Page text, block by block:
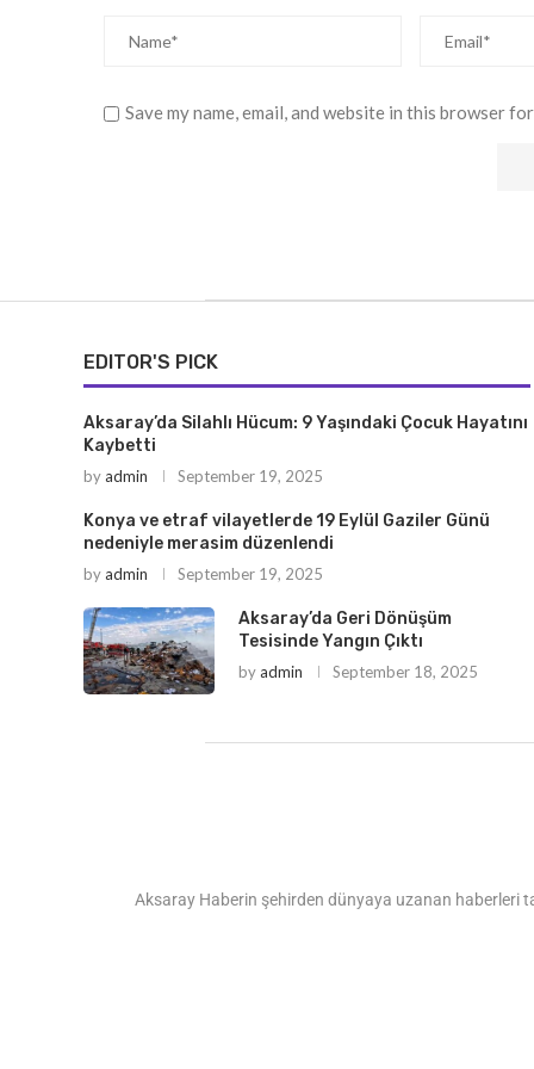
Save my name, email, and website in this browser
EDITOR'S PICK
Aksaray’da Silahlı Hücum: 9 Yaşındaki Çocuk Hayatını
Kaybetti
byadmin September 19, 2025
Konya ve etraf vilayetlerde 19 Eylül Gaziler Günü
nedeniyle merasim düzenlendi
byadmin September 19, 2025
Aksaray’da Geri Dönüşüm
Tesisinde Yangın Çıktı
byadmin September 18, 2025
Aksaray Haberin şehirden dünyaya uzanan haberleri